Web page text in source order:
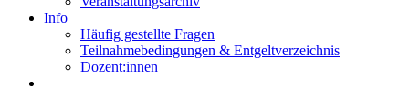
Info
Häufig gestellte Fragen
Teilnahmebedingungen & Entgeltverzeichnis
Dozent:innen